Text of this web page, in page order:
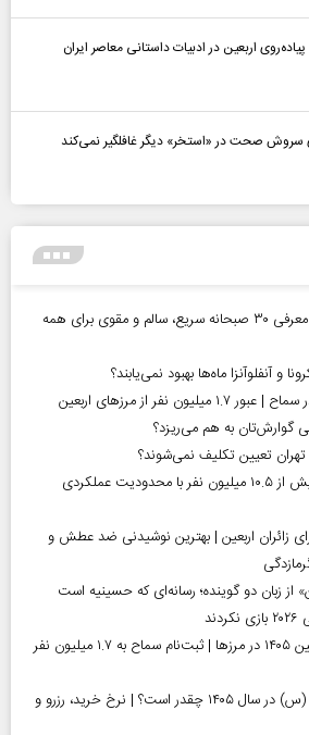
پیاده‌روی اربعین در ادبیات داستانی معاصر ایران
سروش صحت در «استخر» دیگر غافلگیر نمی‌کند
صبحانه چی درست کنم؟ معرفی ۳۰ صبحانه سریع، سالم و مقوی برای همه
و آنفلوآنزا ماه‌ها بهبود نمی‌یابند؟
گوارش‌تان به هم می‌ریزد؟
تعیین تکلیف نمی‌شوند؟
آمار معلولیت در ایران | بیش از ۱۰.۵ میلیون نفر با محدودیت عملکردی
زائران اربعین | بهترین نوشیدنی ضد عطش و
از زبان دو گوینده؛ رسانه‌ای که حسینیه است
آغاز رسمی برنامه‌های اربعین ۱۴۰۵ در مرز‌ها | ثبت‌نام سماح به ۱.۷ میلیون نفر
قیمت قبر در بهشت زهرا (س) در سال ۱۴۰۵ چقدر است؟ | نرخ خرید، رزرو و